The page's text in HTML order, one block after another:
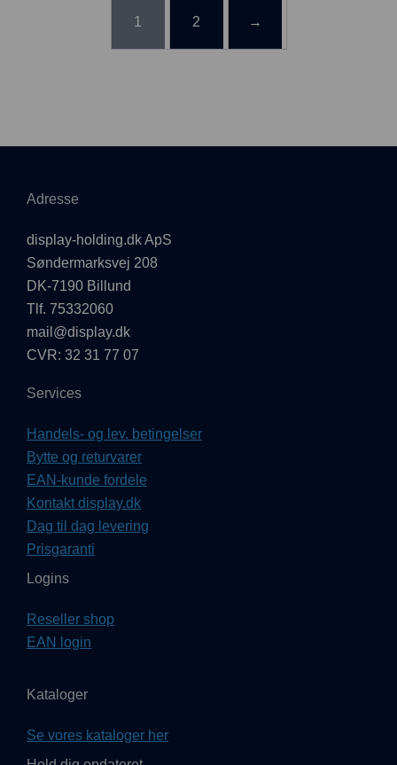
1 2 →
Adresse
display-holding.dk ApS
Søndermarksvej 208
DK-7190 Billund
Tlf. 75332060
mail@display.dk
CVR: 32 31 77 07
Services
Handels- og lev. betingelser
Bytte og returvarer
EAN-kunde fordele
Kontakt display.dk
Dag til dag levering
Prisgaranti
Logins
Reseller shop
EAN login
Kataloger
Se vores kataloger her